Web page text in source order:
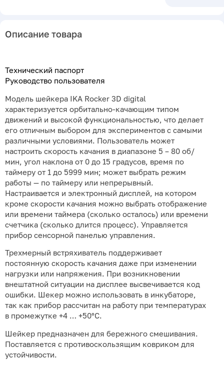
Описание товара
Технический паспорт
Руководство пользователя
Модель шейкера IKA Rockеr 3D digital
характеризуется орбитально-качающим типом
движений и высокой функциональностью, что делает
его отличным выбором для экспериментов с самыми
различными условиями. Пользователь может
настроить скорость качания в диапазоне 5 – 80 об/
мин, угол наклона от 0 до 15 градусов, время по
таймеру от 1 до 5999 мин; может выбрать режим
работы — по таймеру или непрерывный.
Настраивается и электронный дисплей, на котором
кроме скорости качания можно выбрать отображение
или времени таймера (сколько осталось) или времени
счетчика (сколько длится процесс). Управляется
прибор сенсорной панелью управления.
Трехмерный встряхиватель поддерживает
постоянную скорость качания даже при изменении
нагрузки или напряжения. При возникновении
внештатной ситуации на дисплее высвечивается код
ошибки. Шекер можно использовать в инкубаторе,
так как прибор рассчитан на работу при температурах
в промежутке +4 … +50°С.
Шейкер предназначен для бережного смешивания.
Поставляется с противоскользящим ковриком для
устойчивости.